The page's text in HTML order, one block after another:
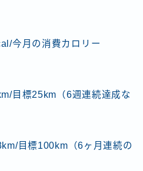
今月の消費カロリー
目標25km（6週連続達成な
目標100km（6ヶ月連続の